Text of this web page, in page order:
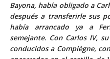
Bayona, había obligado a
después a transferirle sus
había arrancado ya a
semejante. Con Carlos IV,
conducidos a Compiègne,